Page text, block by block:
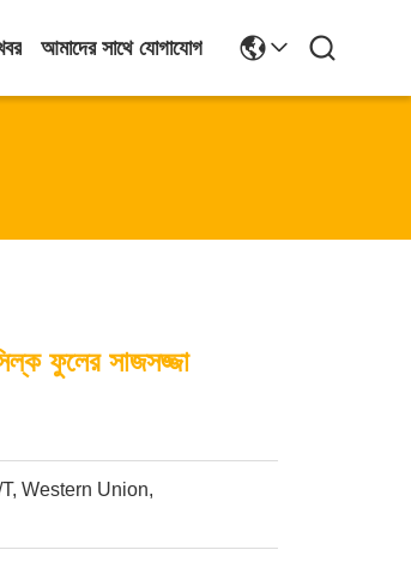
আমাদের সাথে যোগাযোগ
ফুলের সাজসজ্জা
Western Union,